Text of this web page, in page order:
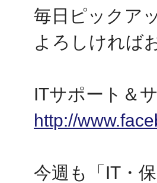
毎日ピックア
よろしければ
ITサポート＆
http://
今週も「IT・